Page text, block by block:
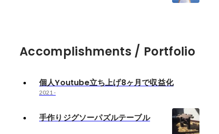
Accomplishments / Portfolio
個人Youtube立ち上げ8ヶ月で収益化
2021-
手作りジグソーパズルテーブル